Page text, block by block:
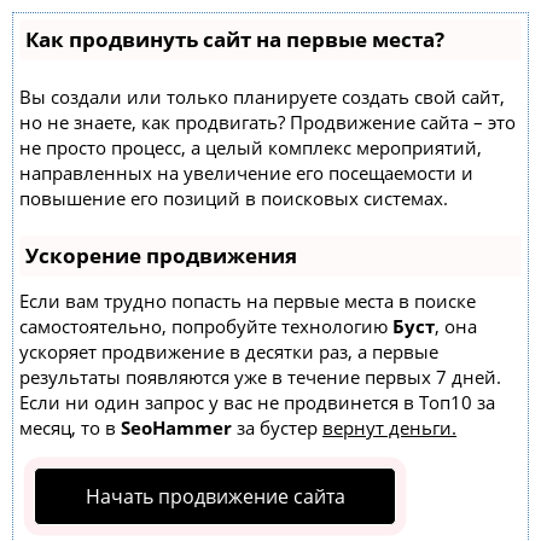
Как продвинуть сайт на первые места?
Вы создали или только планируете создать свой сайт,
но не знаете, как продвигать? Продвижение сайта – это
не просто процесс, а целый комплекс мероприятий,
направленных на увеличение его посещаемости и
повышение его позиций в поисковых системах.
Ускорение продвижения
Если вам трудно попасть на первые места в поиске
самостоятельно, попробуйте технологию Буст, она
ускоряет продвижение в десятки раз, а первые
результаты появляются уже в течение первых 7 дней.
Если ни один запрос у вас не продвинется в Топ10 за
месяц, то в SeoHammer за бустер вернут деньги.
Начать продвижение сайта